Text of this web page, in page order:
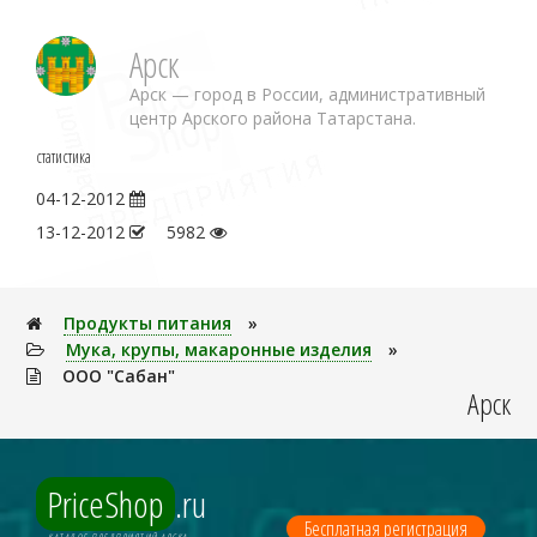
Арск
Арск — город в России, административный
центр Арского района Татарстана.
статистика
04-12-2012
13-12-2012
5982
Продукты питания
»
Мука, крупы, макаронные изделия
»
ООО "Сабан"
Арск
PriceShop .ru Бесплатная регистрация